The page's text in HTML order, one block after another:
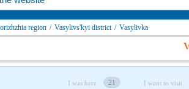
region / Vasylivs'kyi district / Vasylivka
I was here 21 I want to visit